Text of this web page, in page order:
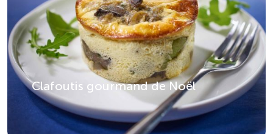
Clafoutis gourmand de Noël